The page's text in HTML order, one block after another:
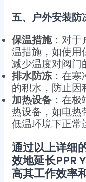
五、户外安装防
保温措施：对于
温措施，如使用
减少温度对阀门
排水防冻：在寒
的积水，防止因
加热设备：在极
热设备，如电热
低温环境下正常
通过以上详细
效地延长PPR
高其工作效率